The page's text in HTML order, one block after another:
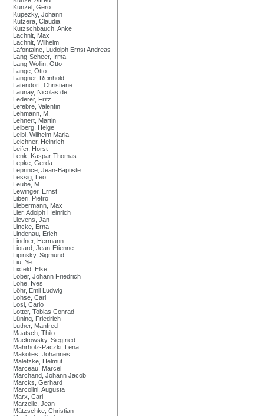
Künzel, Gero
Kupezky, Johann
Kutzera, Claudia
Kutzschbauch, Anke
Lachnit, Max
Lachnit, Wilhelm
Lafontaine, Ludolph Ernst Andreas
Lang-Scheer, Irma
Lang-Wollin, Otto
Lange, Otto
Langner, Reinhold
Latendorf, Christiane
Launay, Nicolas de
Lederer, Fritz
Lefebre, Valentin
Lehmann, M.
Lehnert, Martin
Leiberg, Helge
Leibl, Wilhelm Maria
Leichner, Heinrich
Leifer, Horst
Lenk, Kaspar Thomas
Lepke, Gerda
Leprince, Jean-Baptiste
Lessig, Leo
Leube, M.
Lewinger, Ernst
Liberi, Pietro
Liebermann, Max
Lier, Adolph Heinrich
Lievens, Jan
Lincke, Erna
Lindenau, Erich
Lindner, Hermann
Liotard, Jean-Etienne
Lipinsky, Sigmund
Liu, Ye
Lixfeld, Elke
Löber, Johann Friedrich
Lohe, Ives
Löhr, Emil Ludwig
Lohse, Carl
Losi, Carlo
Lotter, Tobias Conrad
Lüning, Friedrich
Luther, Manfred
Maatsch, Thilo
Mackowsky, Siegfried
Mahrholz-Paczki, Lena
Makolies, Johannes
Maletzke, Helmut
Marceau, Marcel
Marchand, Johann Jacob
Marcks, Gerhard
Marcolini, Augusta
Marx, Carl
Marzelle, Jean
Mätzschke, Christian